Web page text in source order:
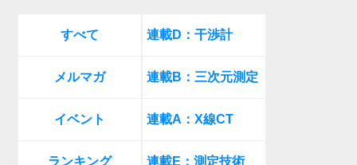
すべて
メルマガ
イベント
ランキング
連載D：干渉計
連載B：三次元測定
連載A：X線CT
連載E：測定技術